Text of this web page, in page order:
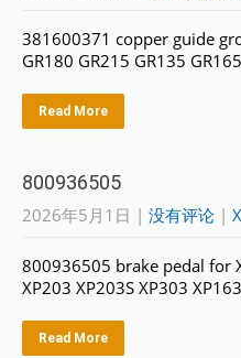
381600371 copper guide
GR180 GR215 GR135
Read More
800936505
2026年5月1日 | 没有评论 |
800936505 brake pedal for
XP203 XP203S XP303
Read More